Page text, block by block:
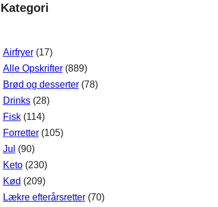
Kategori
Airfryer(17)
Alle Opskrifter(889)
Brød og desserter(78)
Drinks(28)
Fisk(114)
Forretter(105)
Jul (90)
Keto(230)
Kød (209)
Lækre efterårsretter(70)